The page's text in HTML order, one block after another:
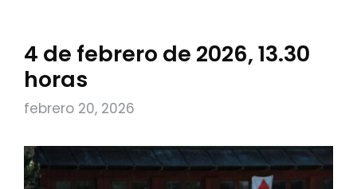
4 de febrero de 2026, 13.30
horas
febrero 20, 2026